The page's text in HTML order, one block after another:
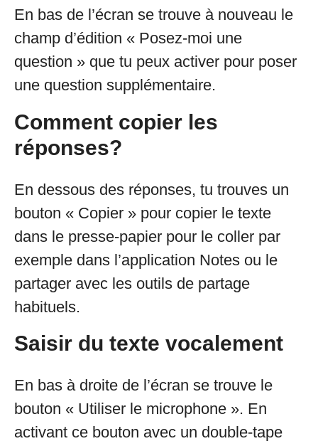
En bas de l’écran se trouve à nouveau le
champ d’édition « Posez-moi une
question » que tu peux activer pour poser
une question supplémentaire.
Comment copier les
réponses?
En dessous des réponses, tu trouves un
bouton « Copier » pour copier le texte
dans le presse-papier pour le coller par
exemple dans l’application Notes ou le
partager avec les outils de partage
habituels.
Saisir du texte vocalement
En bas à droite de l’écran se trouve le
bouton « Utiliser le microphone ». En
activant ce bouton avec un double-tape